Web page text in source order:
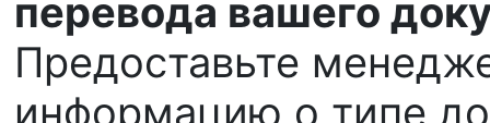
перевода вашего
Предоставьте
информацию о типе